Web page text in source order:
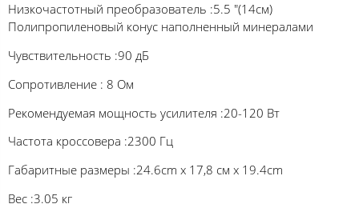
Низкочастотный преобразователь :5.5 "(14см)
Полипропиленовый конус наполненный минералами
Чувствительность :90 дБ
Сопротивление : 8 Ом
Рекомендуемая мощность усилителя :20-120 Вт
Частота кроссовера :2300 Гц
Габаритные размеры :24.6cm х 17,8 см х 19.4cm
Вес :3.05 кг